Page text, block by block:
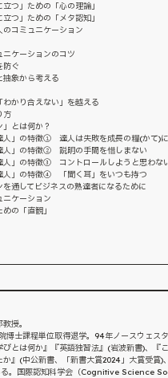
つ」ための「心の理論」
つ」ための「メタ認知」
のコミュニケーション
ケーションのコツ
防ぐ
抽象から考える
かり合えない」を越える
方
」とは何か？
人」の特徴① 達人は失敗を成長の糧(かて)
人」の特徴② 説明の手間を惜しまない
人」の特徴③ コントロールしようと思わな
人」の特徴④ 「聞く耳」をいつも持つ
通してビジネスの熟達者になるために
ニケーション
の「直観」
授。
博士課程単位取得退学。94年ノースウェス
びとは何か』『英語独習法』(岩波新書)、
か』(中公新書、「新書大賞2024」大賞受賞
。国際認知科学会（Cognitive Science